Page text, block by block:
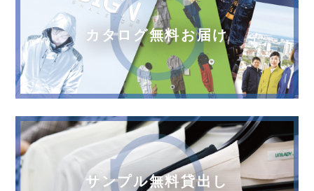
カタログ無料お届け
サンプル無料貸出し